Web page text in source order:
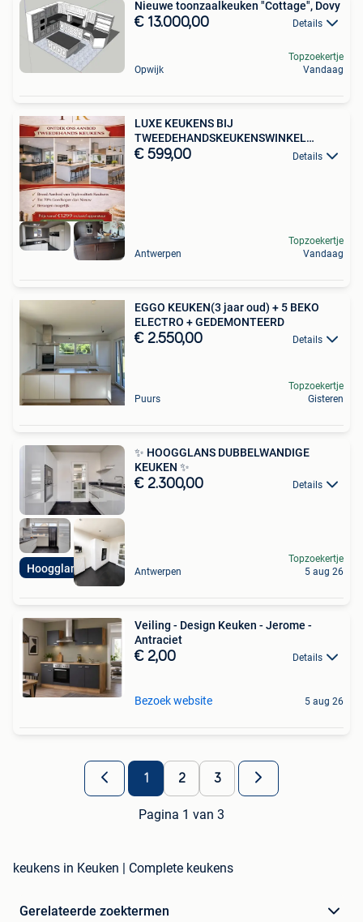
Nieuwe toonzaalkeuken "Cottage", Dovy
€ 13.000,00 Details
Opwijk
Topzoekertje
Vandaag
LUXE KEUKENS BIJ
TWEEDEHANDSKEUKENSWINKEL
VANAF €599,-!
€ 599,00 Details
Antwerpen
Topzoekertje
Vandaag
EGGO KEUKEN(3 jaar oud) + 5 BEKO
ELECTRO + GEDEMONTEERD
€ 2.550,00 Details
Puurs
Topzoekertje
Gisteren
Hoogglans keuken
✨ HOOGGLANS DUBBELWANDIGE
KEUKEN ✨
€ 2.300,00 Details
Antwerpen
Topzoekertje
5 aug 26
Veiling - Design Keuken - Jerome -
Antraciet
€ 2,00 Details
Bezoek website 5 aug 26
1 2 3
Pagina 1 van 3
keukens in Keuken | Complete keukens
Gerelateerde zoektermen